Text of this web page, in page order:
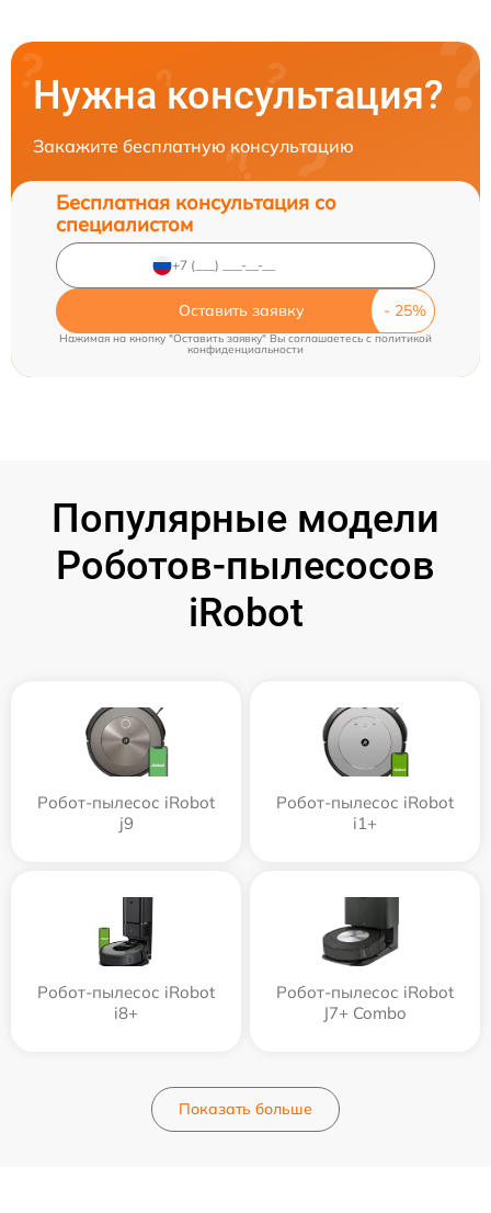
Нужна консультация?
Закажите бесплатную консультацию
Бесплатная консультация со
специалистом
Оставить заявку
Нажимая на кнопку "Оставить заявку" Вы соглашаетесь cполитикой
конфиденциальности
Популярные модели
Роботов-пылесосов
iRobot
Робот-пылесос iRobot
j9
Робот-пылесос iRobot
i1+
Робот-пылесос iRobot
i8+
Робот-пылесос iRobot
J7+ Combo
Показать больше